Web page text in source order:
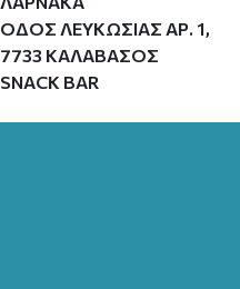
ΟΔΟΣ ΛΕΥΚΩΣΙΑΣ ΑΡ. 1,
7733 ΚΑΛΑΒΑΣΟΣ
SNACK BAR